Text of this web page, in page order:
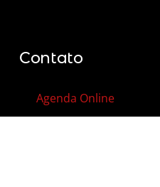
Contato
Agenda Online